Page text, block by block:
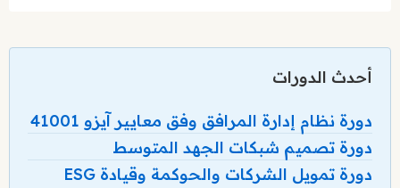
أحدث الدورات
دورة نظام إدارة المرافق وفق معايير آيزو 41001
دورة تصميم شبكات الجهد المتوسط
دورة تمويل الشركات والحوكمة وقيادة ESG